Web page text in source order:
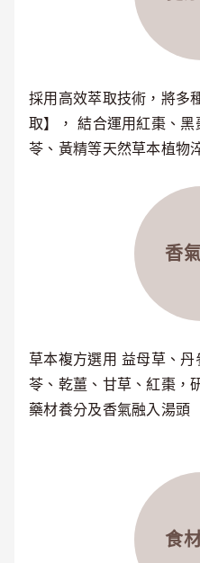
採用高效萃取技術，將多
取】， 結合運用紅棗、
苓、黃精等天然草本植物
香
草本複方選用 益母草、
苓、乾薑、甘草、紅棗，
藥材養分及香氣融入湯頭
食